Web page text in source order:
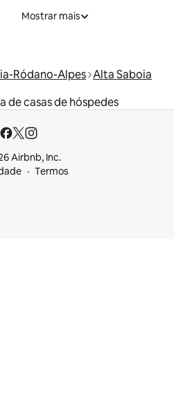
Mostrar mais
Ródano-Alpes Alta Saboia
casas de hóspedes
Airbnb, Inc.
Termos